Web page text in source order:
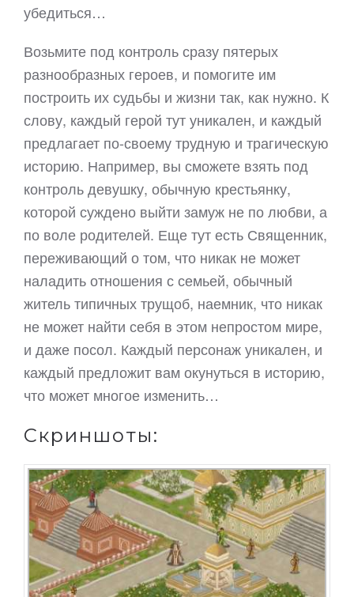
убедиться…
Возьмите под контроль сразу пятерых
разнообразных героев, и помогите им
построить их судьбы и жизни так, как нужно. К
слову, каждый герой тут уникален, и каждый
предлагает по-своему трудную и трагическую
историю. Например, вы сможете взять под
контроль девушку, обычную крестьянку,
которой суждено выйти замуж не по любви, а
по воле родителей. Еще тут есть Священник,
переживающий о том, что никак не может
наладить отношения с семьей, обычный
житель типичных трущоб, наемник, что никак
не может найти себя в этом непростом мире,
и даже посол. Каждый персонаж уникален, и
каждый предложит вам окунуться в историю,
что может многое изменить…
Скриншоты: